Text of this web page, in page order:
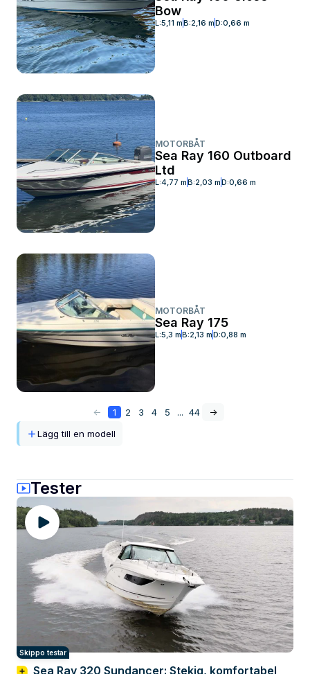
Bow
L:5,11 mB:2,16 mD:0,66 m
MOTORBÅT
Sea Ray 160 Outboard
Ltd
L:4,77 mB:2,03 mD:0,66 m
MOTORBÅT
Sea Ray 175
L:5,3 mB:2,13 mD:0,88 m
<- 1 2 3 4 5 ... 44
->
Lägg till en modell
Tester
Skippo testar
Sea Ray 320 Sundancer: Stekig, komfortabel